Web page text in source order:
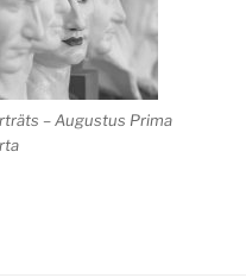
– Augustus Prima